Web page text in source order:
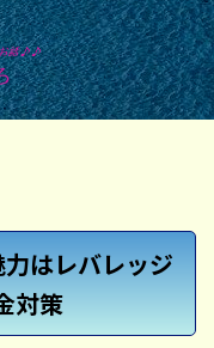
はレバレッジ
対策